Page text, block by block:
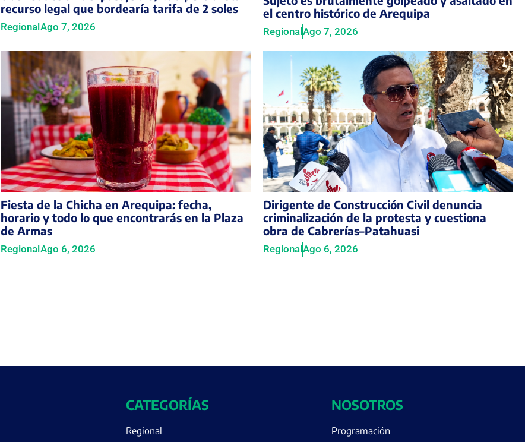
recurso legal que bordearía tarifa de 2 soles
Regional Ago 7, 2026
el centro histórico de Arequipa
RegionalAgo 7, 2026
Fiesta de la Chicha en Arequipa: fecha,
horario y todo lo que encontrarás en la Plaza
de Armas
RegionalAgo 6, 2026
Dirigente de Construcción Civil denuncia
criminalización de la protesta y cuestiona
obra de Cabrerías–Patahuasi
RegionalAgo 6, 2026
CATEGORÍAS
Regional
NOSOTROS
Programación